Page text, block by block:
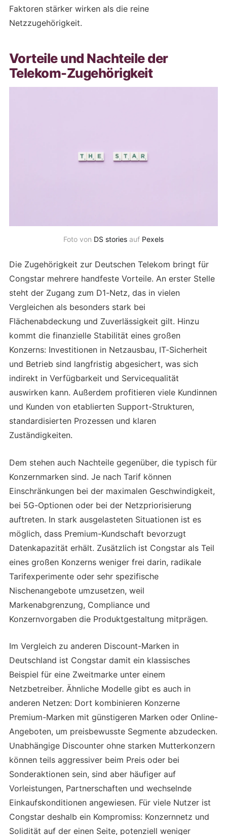
Faktoren stärker wirken als die reine
Netzzugehörigkeit.
Vorteile und Nachteile der
Telekom-Zugehörigkeit
Foto von DS stories auf Pexels
Die Zugehörigkeit zur Deutschen Telekom bringt für
Congstar mehrere handfeste Vorteile. An erster Stelle
steht der Zugang zum D1-Netz, das in vielen
Vergleichen als besonders stark bei
Flächenabdeckung und Zuverlässigkeit gilt. Hinzu
kommt die finanzielle Stabilität eines großen
Konzerns: Investitionen in Netzausbau, IT-Sicherheit
und Betrieb sind langfristig abgesichert, was sich
indirekt in Verfügbarkeit und Servicequalität
auswirken kann. Außerdem profitieren viele Kundinnen
und Kunden von etablierten Support-Strukturen,
standardisierten Prozessen und klaren
Zuständigkeiten.
Dem stehen auch Nachteile gegenüber, die typisch für
Konzernmarken sind. Je nach Tarif können
Einschränkungen bei der maximalen Geschwindigkeit,
bei 5G-Optionen oder bei der Netzpriorisierung
auftreten. In stark ausgelasteten Situationen ist es
möglich, dass Premium-Kundschaft bevorzugt
Datenkapazität erhält. Zusätzlich ist Congstar als Teil
eines großen Konzerns weniger frei darin, radikale
Tarifexperimente oder sehr spezifische
Nischenangebote umzusetzen, weil
Markenabgrenzung, Compliance und
Konzernvorgaben die Produktgestaltung mitprägen.
Im Vergleich zu anderen Discount-Marken in
Deutschland ist Congstar damit ein klassisches
Beispiel für eine Zweitmarke unter einem
Netzbetreiber. Ähnliche Modelle gibt es auch in
anderen Netzen: Dort kombinieren Konzerne
Premium-Marken mit günstigeren Marken oder Online-
Angeboten, um preisbewusste Segmente abzudecken.
Unabhängige Discounter ohne starken Mutterkonzern
können teils aggressiver beim Preis oder bei
Sonderaktionen sein, sind aber häufiger auf
Vorleistungen, Partnerschaften und wechselnde
Einkaufskonditionen angewiesen. Für viele Nutzer ist
Congstar deshalb ein Kompromiss: Konzernnetz und
Solidität auf der einen Seite, potenziell weniger